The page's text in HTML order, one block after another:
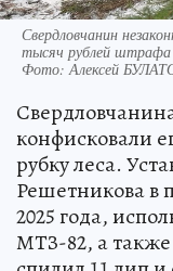
Свердловчанин
тысяч рублей штрафа
Фото:Алексей
конфисковали
рубку леса.
Решетникова в
2025 года,
МТЗ-82, а